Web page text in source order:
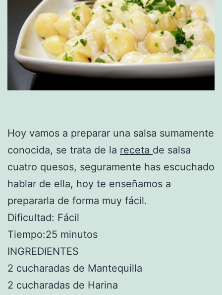
Hoy vamos a preparar una salsa sumamente
conocida, se trata de la receta de salsa
cuatro quesos, seguramente has escuchado
hablar de ella, hoy te enseñamos a
prepararla de forma muy fácil.
Dificultad: Fácil
Tiempo:25 minutos
INGREDIENTES
2 cucharadas de Mantequilla
2 cucharadas de Harina